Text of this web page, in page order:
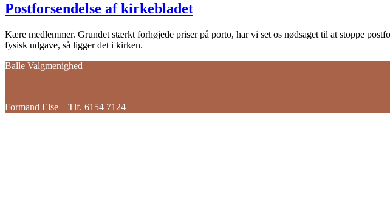
Postforsendelse af kirkebladet
Kære medlemmer. Grundet stærkt forhøjede priser på porto, har vi set os nødsaget til at stoppe
fysisk udgave, så ligger det i kirken.
Balle Valgmenighed
Formand Else – Tlf. 6154 7124